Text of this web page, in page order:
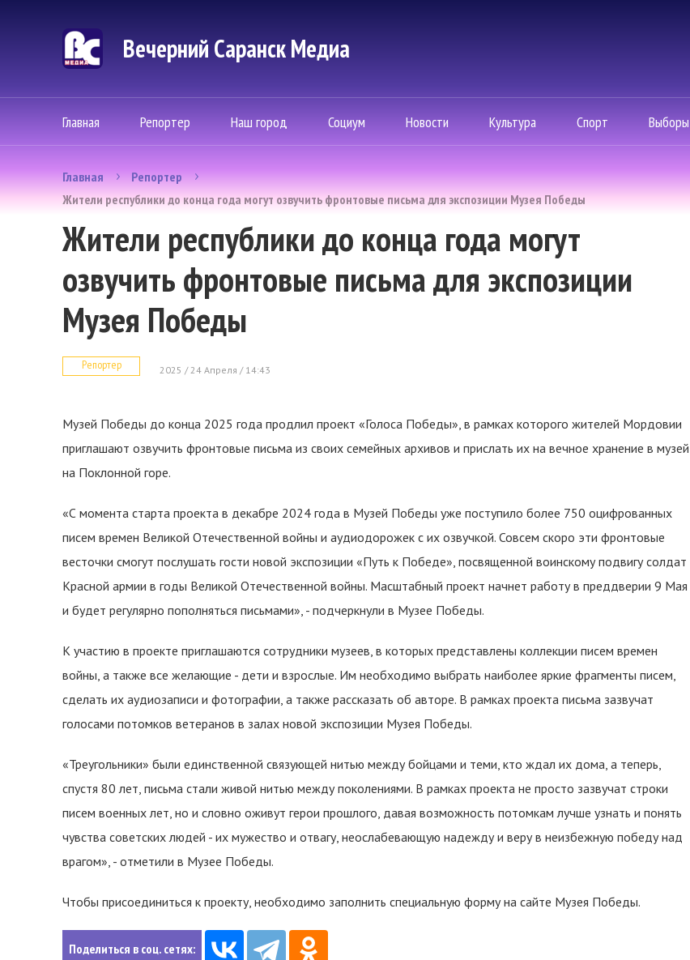
Вечерний Саранск Mедиа
Главная Репортер Наш город Социум Новости Культура Спорт Выборы
Главная
Репортер
Жители республики до конца года могут озвучить фронтовые письма для экспозиции Музея Победы
Жители республики до конца года могут
озвучить фронтовые письма для экспозиции
Музея Победы
Репортер 2025 / 24 Апреля / 14:43
Музей Победы до конца 2025 года продлил проект «Голоса Победы», в рамках которого жителей Мордовии
приглашают озвучить фронтовые письма из своих семейных архивов и прислать их на вечное хранение в музей
на Поклонной горе.
«С момента старта проекта в декабре 2024 года в Музей Победы уже поступило более 750 оцифрованных
писем времен Великой Отечественной войны и аудиодорожек с их озвучкой. Совсем скоро эти фронтовые
весточки смогут послушать гости новой экспозиции «Путь к Победе», посвященной воинскому подвигу солдат
Красной армии в годы Великой Отечественной войны. Масштабный проект начнет работу в преддверии 9 Мая
и будет регулярно пополняться письмами», - подчеркнули в Музее Победы.
К участию в проекте приглашаются сотрудники музеев, в которых представлены коллекции писем времен
войны, а также все желающие - дети и взрослые. Им необходимо выбрать наиболее яркие фрагменты писем,
сделать их аудиозаписи и фотографии, а также рассказать об авторе. В рамках проекта письма зазвучат
голосами потомков ветеранов в залах новой экспозиции Музея Победы.
«Треугольники» были единственной связующей нитью между бойцами и теми, кто ждал их дома, а теперь,
спустя 80 лет, письма стали живой нитью между поколениями. В рамках проекта не просто зазвучат строки
писем военных лет, но и словно оживут герои прошлого, давая возможность потомкам лучше узнать и понять
чувства советских людей - их мужество и отвагу, неослабевающую надежду и веру в неизбежную победу над
врагом», - отметили в Музее Победы.
Чтобы присоединиться к проекту, необходимо заполнить специальную форму на сайте Музея Победы.
Поделиться в соц. сетях: